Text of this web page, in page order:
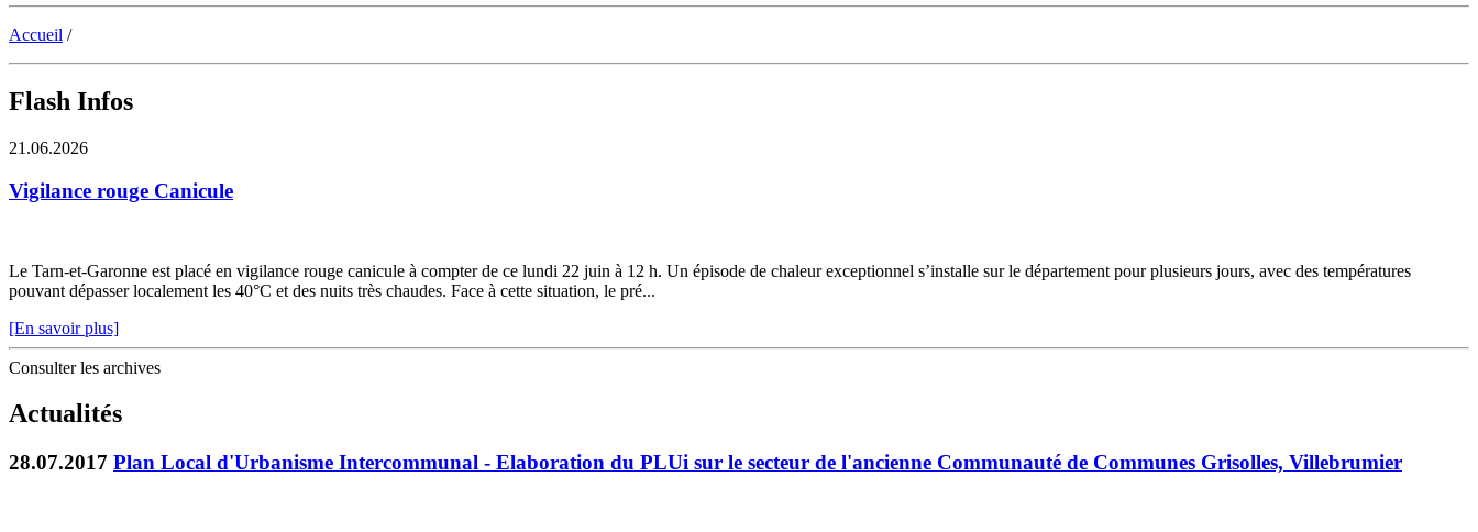
Accueil /
Flash Infos
21.06.2026
Vigilance rouge Canicule
Le Tarn-et-Garonne est placé en vigilance rouge canicule à compter de ce lundi 22 juin à 12 h. Un épisode de chaleur exceptionnel s’installe sur le département pour plusieurs jours, avec des températures
pouvant dépasser localement les 40°C et des nuits très chaudes. Face à cette situation, le pré...
[En savoir plus]
Consulter les archives
Actualités
28.07.2017 Plan Local d'Urbanisme Intercommunal - Elaboration du PLUi sur le secteur de l'ancienne Communauté de Communes Grisolles, Villebrumier